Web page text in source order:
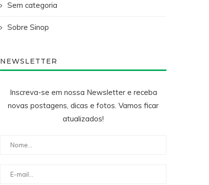
Sem categoria
Sobre Sinop
NEWSLETTER
Inscreva-se em nossa Newsletter e receba
novas postagens, dicas e fotos. Vamos ficar
atualizados!